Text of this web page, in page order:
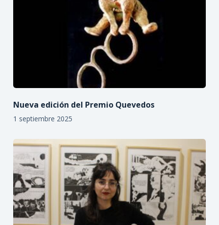
Nueva edición del Premio Quevedos
1 septiembre 2025